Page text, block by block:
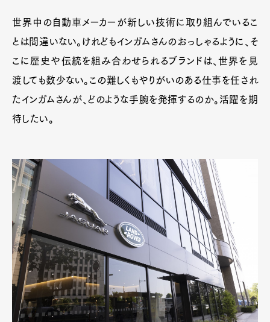
世界中の自動車メーカーが新しい技術に取り組んでいるこ
とは間違いない。けれどもインガムさんのおっしゃるように、そ
こに歴史や伝統を組み合わせられるブランドは、世界を見
渡しても数少ない。この難しくもやりがいのある仕事を任され
たインガムさんが、どのような手腕を発揮するのか。活躍を期
待したい。